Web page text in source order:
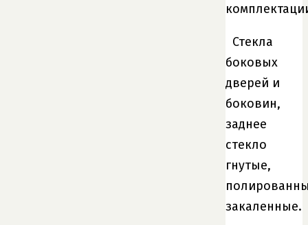
Стекла
боковых
дверей и
боковин,
заднее
стекло
гнутые,
закаленные.